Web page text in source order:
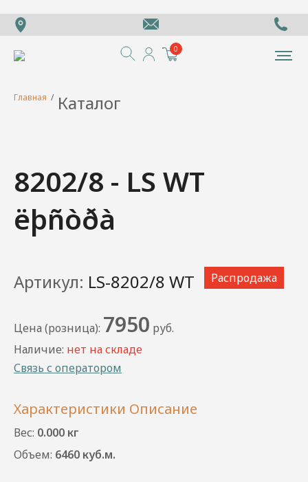
0
Главная / Каталог
8202/8 - LS WT
ëþñòðà
Распродажа
Артикул: LS-8202/8 WT
Цена (розница): 7950 руб.
Наличие: нет на складе
Связь с оператором
Характеристики Описание
Вес: 0.000 кг
Объем: 6460 куб.м.